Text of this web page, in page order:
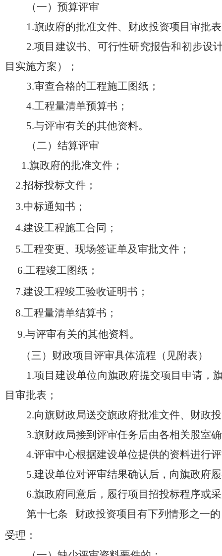
（一）预算评审
1.旗政府的批准文件、财政投资项目审批
2.项目建议书、可行性研究报告和初步设
目实施方案）；
3.审查合格的工程施工图纸；
4.工程量清单预算书；
5.与评审有关的其他资料。
（二）结算评审
1.旗政府的批准文件；
2.招标投标文件；
3.中标通知书；
4.建设工程施工合同；
5.工程变更、现场签证单及审批文件；
6.工程竣工图纸；
7.建设工程竣工验收证明书；
8.工程量清单结算书；
9.与评审有关的其他资料。
（三） 财政项目评审具体流程（见附表）
1.项目建设单位向旗政府提交项目申请，
目审批表；
2.向旗财政局送交旗政府批准文件、财政
3.旗财政局接到评审任务后由各相关股室
4.评审中心根据建设单位提供的资料进行
5.建设单位对评审结果确认后，向旗政府
6.旗政府同意后，履行项目招投标程序或
第十七条
财政投资项目有下列情形之一
受理：